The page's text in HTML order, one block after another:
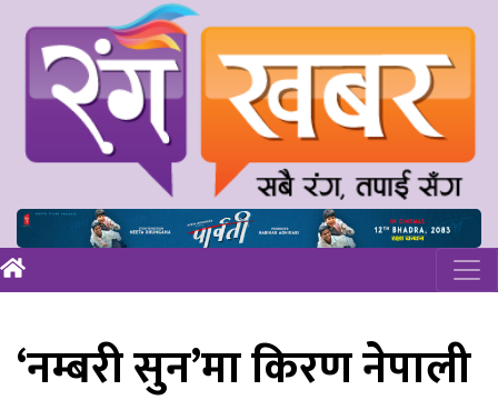
‘नम्बरी सुन’मा किरण नेपाली